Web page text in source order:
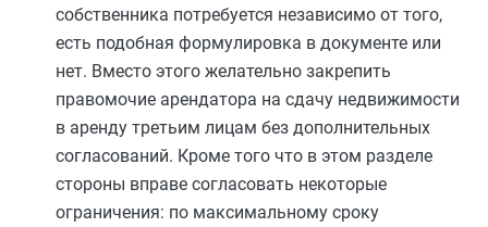
собственника потребуется независимо от того,
есть подобная формулировка в документе или
нет. Вместо этого желательно закрепить
правомочие арендатора на сдачу недвижимости
в аренду третьим лицам без дополнительных
согласований. Кроме того что в этом разделе
стороны вправе согласовать некоторые
ограничения: по максимальному сроку